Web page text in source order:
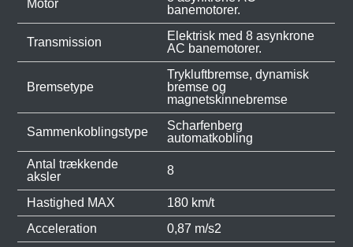
Motor
banemotorer.
Transmission
Elektrisk med 8 asynkrone
AC banemotorer.
Bremsetype
Trykluftbremse, dynamisk
bremse og
magnetskinnebremse
Sammenkoblingstype
Scharfenberg
automatkobling
Antal trækkende
aksler
8
Hastighed MAX
180 km/t
Acceleration
0,87 m/s2